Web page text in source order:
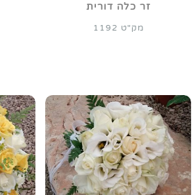
זר כלה דורית
מק"ט 1192